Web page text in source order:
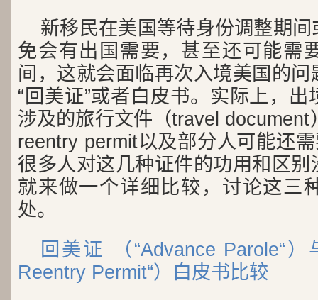
新移民在美国等待身份调整期
免会有出国需要，甚至还可能需
间，这就会面临再次入境美国的
“回美证”或者白皮书。实际上，
涉及的旅行文件（travel
reentry permit以及部分人可能还
很多人对这几种证件的功用和区
就来做一个详细比较，讨论这三
处。
回美证 （“Advance Parole“
Reentry Permit“）白皮书比较